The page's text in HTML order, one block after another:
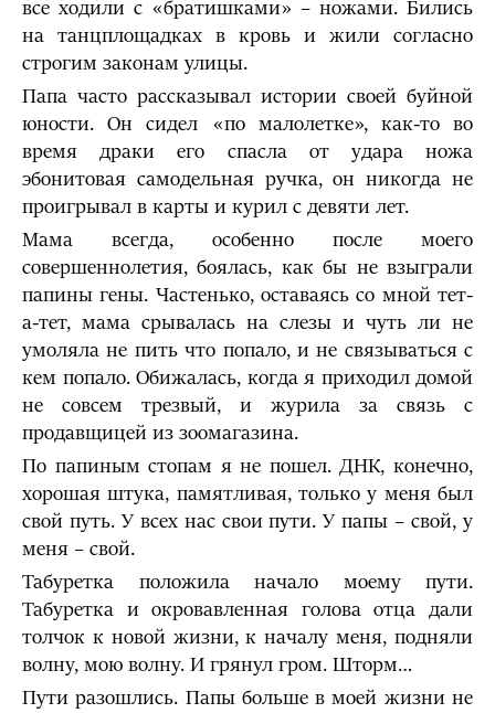
все ходили с «братишками» – ножами. Бились
на танцплощадках в кровь и жили согласно
строгим законам улицы.
Папа часто рассказывал истории своей буйной
юности. Он сидел «по малолетке», как-то во
время драки его спасла от удара ножа
эбонитовая самодельная ручка, он никогда не
проигрывал в карты и курил с девяти лет.
Мама всегда, особенно после моего
совершеннолетия, боялась, как бы не взыграли
папины гены. Частенько, оставаясь со мной тет-
а-тет, мама срывалась на слезы и чуть ли не
умоляла не пить что попало, и не связываться с
кем попало. Обижалась, когда я приходил домой
не совсем трезвый, и журила за связь с
продавщицей из зоомагазина.
По папиным стопам я не пошел. ДНК, конечно,
хорошая штука, памятливая, только у меня был
свой путь. У всех нас свои пути. У папы – свой, у
меня – свой.
Табуретка положила начало моему пути.
Табуретка и окровавленная голова отца дали
толчок к новой жизни, к началу меня, подняли
волну, мою волну. И грянул гром. Шторм…
Пути разошлись. Папы больше в моей жизни не